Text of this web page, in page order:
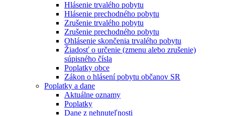
Hlásenie trvalého pobytu
Hlásenie prechodného pobytu
Zrušenie trvalého pobytu
Zrušenie prechodného pobytu
Ohlásenie skončenia trvalého pobytu
Žiadosť o určenie (zmenu alebo zrušenie)
súpisného čísla
Poplatky obce
Zákon o hlásení pobytu občanov SR
Poplatky a dane
Aktuálne oznamy
Poplatky
Dane z nehnuteľnosti